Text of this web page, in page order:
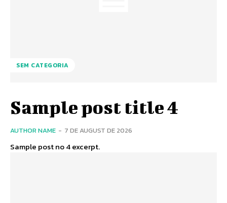
SEM CATEGORIA
Sample post title 4
AUTHOR NAME - 7 DE AUGUST DE 2026
Sample post no 4 excerpt.